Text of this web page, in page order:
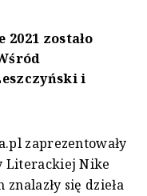
zostało
i
zaprezentowały
Literackiej Nike
się dzieła